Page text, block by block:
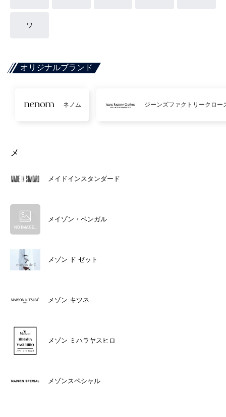
ワ
オリジナルブランド
ネノム ジーンズファクトリークロー
メ
メイドインスタンダード
メイゾン・ベンガル
メゾン ド ゼット
メゾン キツネ
メゾン ミハラヤスヒロ
メゾンスペシャル